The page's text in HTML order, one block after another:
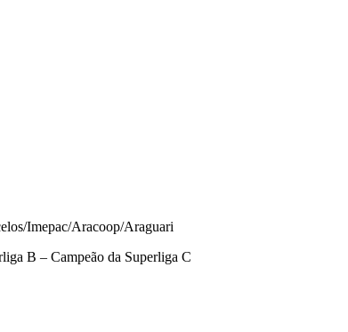
Imepac/Aracoop/Araguari
B – Campeão da Superliga C